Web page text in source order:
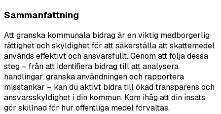
Sammanfattning
Att granska kommunala bidrag är en viktig medborgerlig
rättighet och skyldighet för att säkerställa att skattemedel
används effektivt och ansvarsfullt. Genom att följa dessa
steg – från att identifiera bidrag till att analysera
handlingar, granska användningen och rapportera
misstankar – kan du aktivt bidra till ökad transparens och
ansvarsskyldighet i din kommun. Kom ihåg att din insats
gör skillnad för hur offentliga medel förvaltas.